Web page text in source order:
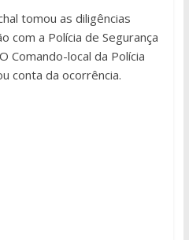
tomou as diligências
com a Polícia de Segurança
Comando-local da Polícia
conta da ocorrência.